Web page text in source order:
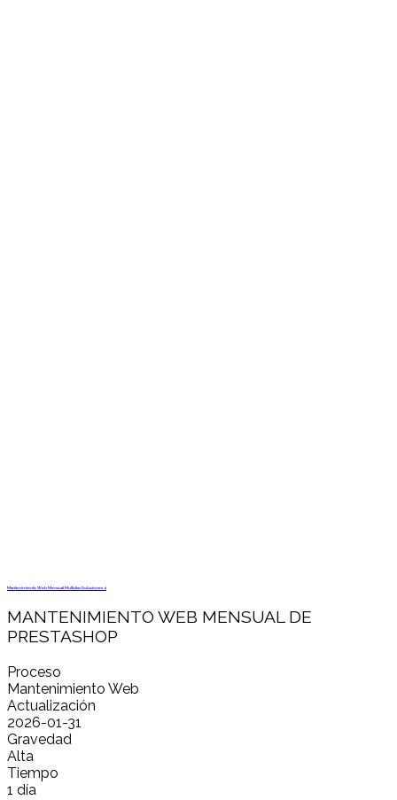
Mantenimiento Web Mensual Multidisc Soluciones 4
MANTENIMIENTO WEB MENSUAL DE
PRESTASHOP
Proceso
Mantenimiento Web
Actualización
2026-01-31
Gravedad
Alta
Tiempo
1 día